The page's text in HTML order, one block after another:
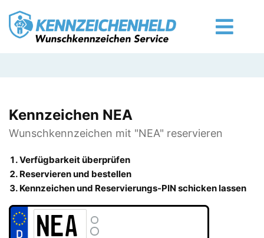
Kennzeichen NEA
Wunschkennzeichen mit "NEA" reservieren
Verfügbarkeit überprüfen
Reservieren und bestellen
Kennzeichen und Reservierungs-PIN schicken lassen